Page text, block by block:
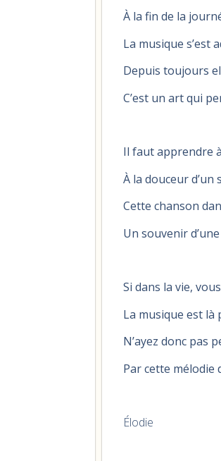
À la fin de la
La musique s’est
Depuis toujours
C’est un art qui
Il faut apprendre
À la douceur d’un
Cette chanson
Un souvenir
Si dans la vie,
La musique est là
N’ayez donc pas
Par cette mélodie
Élodie